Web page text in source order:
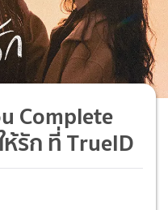
Complete
รัก ที่ TrueID